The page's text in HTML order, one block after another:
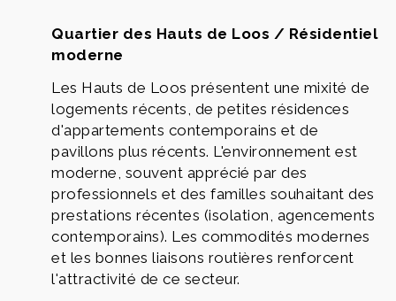
Quartier des Hauts de Loos / Résidentiel
moderne
Les Hauts de Loos présentent une mixité de
logements récents, de petites résidences
d'appartements contemporains et de
pavillons plus récents. L'environnement est
moderne, souvent apprécié par des
professionnels et des familles souhaitant des
prestations récentes (isolation, agencements
contemporains). Les commodités modernes
et les bonnes liaisons routières renforcent
l'attractivité de ce secteur.